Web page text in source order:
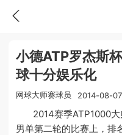
小德ATP罗杰斯
球十分娱乐化
网球大师赛球员 2014-08-07
2014赛季ATP1000大
男单第二轮的比赛上，排